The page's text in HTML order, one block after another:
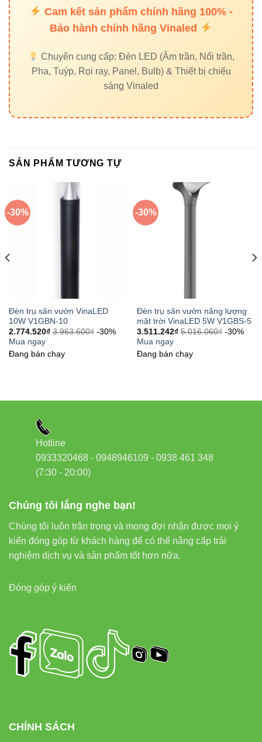
Cam kết sản phẩm chính hãng 100% -
Bảo hành chính hãng Vinaled
Chuyên cung cấp: Đèn LED (Âm trần, Nổi trần,
Pha, Tuýp, Rọi ray, Panel, Bulb) & Thiết bị chiếu
sáng Vinaled
SẢN PHẨM TƯƠNG TỰ
-30%
Đèn trụ sân vườn VinaLED
10W V1GBN-10
2.774.520₫ 3.963.600₫ -30%
Mua ngay
Đang bán chạy
-30%
Đèn trụ sân vườn năng lượng
mặt trời VinaLED 5W V1GBS-5
3.511.242₫ 5.016.060₫ -30%
Mua ngay
Đang bán chạy
Chúng tôi lắng nghe bạn!
Chúng tôi luôn trân trọng và mong đợi nhận được mọi ý
kiến đóng góp từ khách hàng để có thể nâng cấp trải
nghiệm dịch vụ và sản phẩm tốt hơn nữa.
Đóng góp ý kiến
Hotline
0933320468 - 0948946109 - 0938 461 348
(7:30 - 20:00)
CHÍNH SÁCH